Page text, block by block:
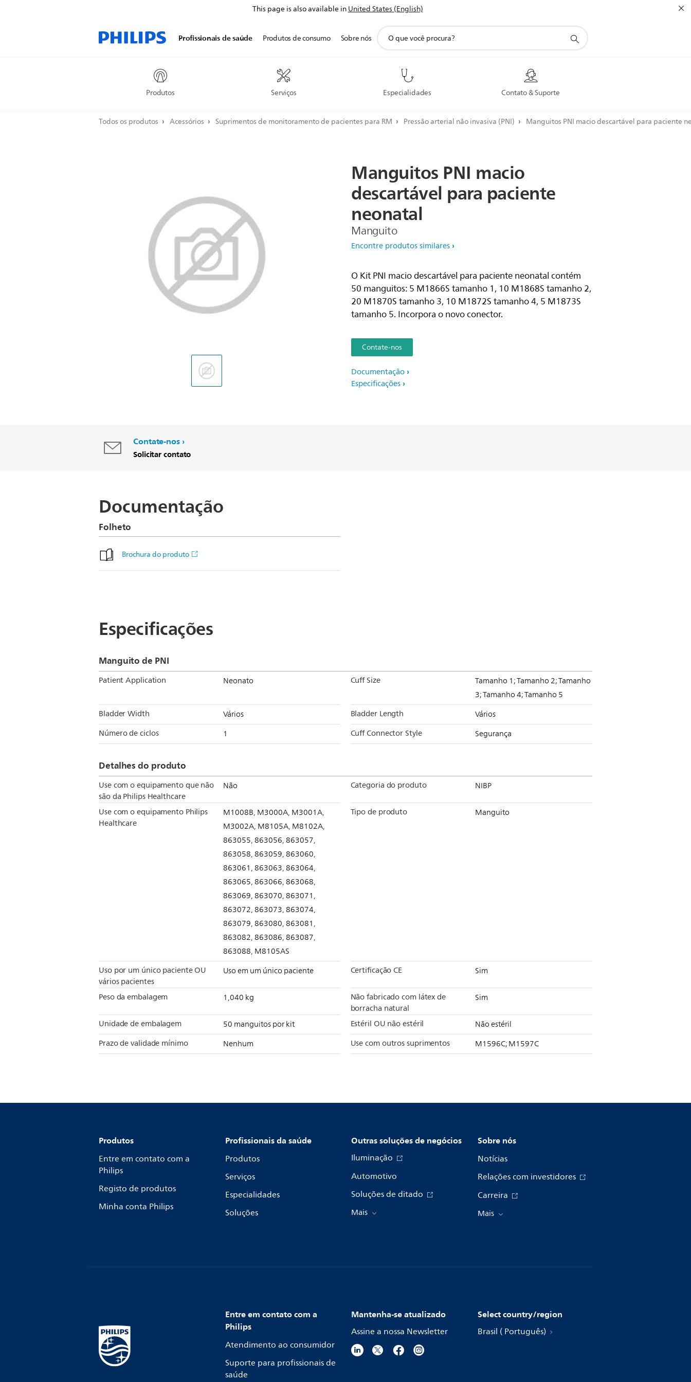
This page is also available inUnited States (English)
Profissionais de saúde
Produtos Serviços Especialidades Contato & Suporte
Produtos de consumo Sobre nós
suporte
Todos os produtos Acessórios Suprimentos de monitoramento de pacientes para RM Pressão arterial não invasiva (PNI) Manguitos PNI macio descartável para paciente
ManguitosPNI macio
descartável para paciente
neonatal
Manguito
Encontre produtos similares
O Kit PNI macio descartável para paciente neonatal contém
50 manguitos: 5 M1866S tamanho 1, 10 M1868S tamanho 2,
20 M1870S tamanho 3, 10 M1872S tamanho 4, 5 M1873S
tamanho 5. Incorpora o novo conector.
Contate-nos
Documentação
Especificações
Contate-nos
Solicitar contato
Documentação
Folheto
Brochura do produto
Especificações
Manguito de PNI
Patient Application Neonato Cuff Size
Tamanho 1; Tamanho 2; Tamanho
3; Tamanho 4; Tamanho 5
Bladder Width Vários Bladder Length Vários
Número de ciclos 1 Cuff Connector Style Segurança
Detalhes do produto
Use com o equipamento que não
são da Philips Healthcare
Não Categoria do produto NIBP
Use com o equipamento Philips
Healthcare
M1008B, M3000A, M3001A,
M3002A, M8105A, M8102A,
863055, 863056, 863057,
863058, 863059, 863060,
863061, 863063, 863064,
863065, 863066, 863068,
863069, 863070, 863071,
863072, 863073, 863074,
863079, 863080, 863081,
863082, 863086, 863087,
863088, M8105AS
Tipo de produto Manguito
Uso por um único paciente OU
vários pacientes
Uso em um único paciente Certificação CE Sim
Peso da embalagem 1,040 kg
Não fabricado com látex de
borracha natural
Sim
Unidade de embalagem 50 manguitos por kit Estéril OU não estéril Não estéril
Prazo de validade mínimo Nenhum Use com outros suprimentos M1596C; M1597C
Produtos
Entre em contato com a
Philips
Registo de produtos
Minha conta Philips
Profissionais da saúde
Produtos
Serviços
Especialidades
Soluções
Outras soluções de negócios
Iluminação
Automotivo
Soluções de ditado
Mais
Sobre nós
Notícias
Relações com investidores
Carreira
Mais
Entre em contato com a
Philips
Atendimento ao consumidor
Suporte para profissionais de
saúde
Mantenha-se atualizado
Assine a nossa Newsletter
Select country/region
Brasil ( Português)